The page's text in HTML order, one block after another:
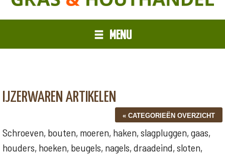
MENU
IJZERWAREN ARTIKELEN
Schroeven, bouten, moeren, haken, slagpluggen, gaas,
houders, hoeken, beugels, nagels, draadeind, sloten,